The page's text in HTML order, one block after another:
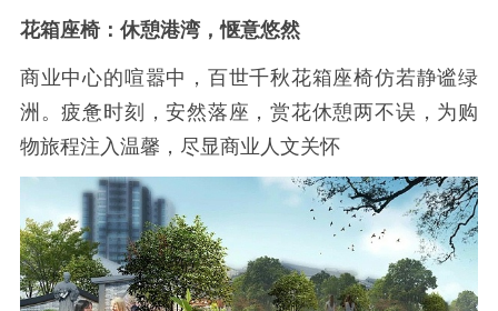
花箱座椅：休憩港湾，惬意悠然
商业中心的喧嚣中，百世千秋花箱座椅仿若静谧绿
洲。疲惫时刻，安然落座，赏花休憩两不误，为购
物旅程注入温馨，尽显商业人文关怀